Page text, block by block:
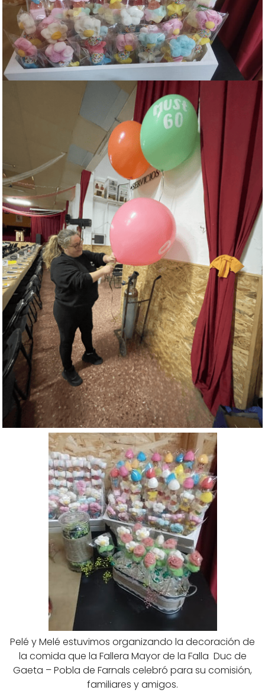
Pelé y Melé estuvimos organizando la decoración de
la comida que la Fallera Mayor de la Falla Duc de
Gaeta – Pobla de Farnals celebró para su comisión,
familiares y amigos.